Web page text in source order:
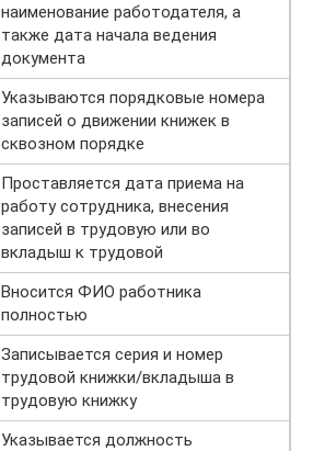
наименование работодателя, а
также дата начала ведения
документа
Указываются порядковые номера
записей о движении книжек в
сквозном порядке
Проставляется дата приема на
работу сотрудника, внесения
записей в трудовую или во
вкладыш к трудовой
Вносится ФИО работника
полностью
Записывается серия и номер
трудовой книжки/вкладыша в
трудовую книжку
Указывается должность